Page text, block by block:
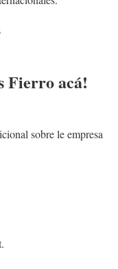
Fierro acá!
sobre le empresa